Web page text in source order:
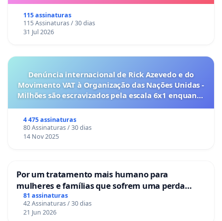
115 assinaturas
115 Assinaturas / 30 dias
31 Jul 2026
Denúncia internacional de Rick Azevedo e do
Movimento VAT à Organização das Nações Unidas -
Milhões são escravizados pela escala 6x1 enquanto
4 475 assinaturas
80 Assinaturas / 30 dias
14 Nov 2025
Por um tratamento mais humano para
mulheres e famílias que sofrem uma perda
gestacional nos hospitais portugueses
81 assinaturas
42 Assinaturas / 30 dias
21 Jun 2026